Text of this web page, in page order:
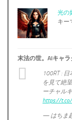
光の
キー
末法の世。AIキャラ
100RT :
を見て絶
ーチャル
https://t.co/
— はちま